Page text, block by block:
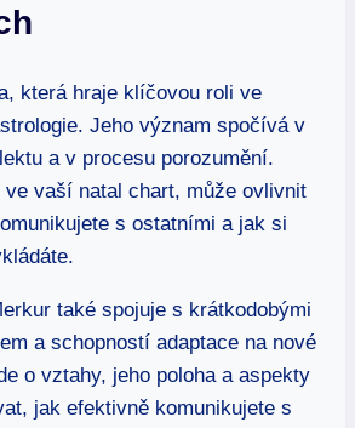
která‌ hraje klíčovou‌ roli ve
Jeho význam spočívá v
⁣a v ​procesu porozumění.
ve vaší ⁤natal chart, může ovlivnit
‍s​ ostatními a jak si
také spojuje ​s krátkodobými
a schopností⁣ adaptace​ na nové
o vztahy, ⁢jeho poloha⁢ a ‍aspekty
jak efektivně komunikujete s